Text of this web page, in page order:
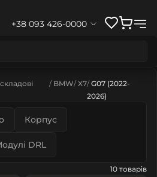
+38 093 426-0000
BMW X7 G07 (2022-
2026)
Корпус
DRL
10 товарів